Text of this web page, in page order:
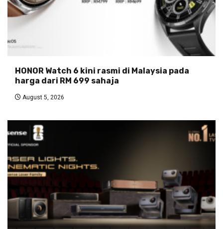
HONOR Watch 6 kini rasmi di Malaysia pada
harga dari RM 699 sahaja
August 5, 2026